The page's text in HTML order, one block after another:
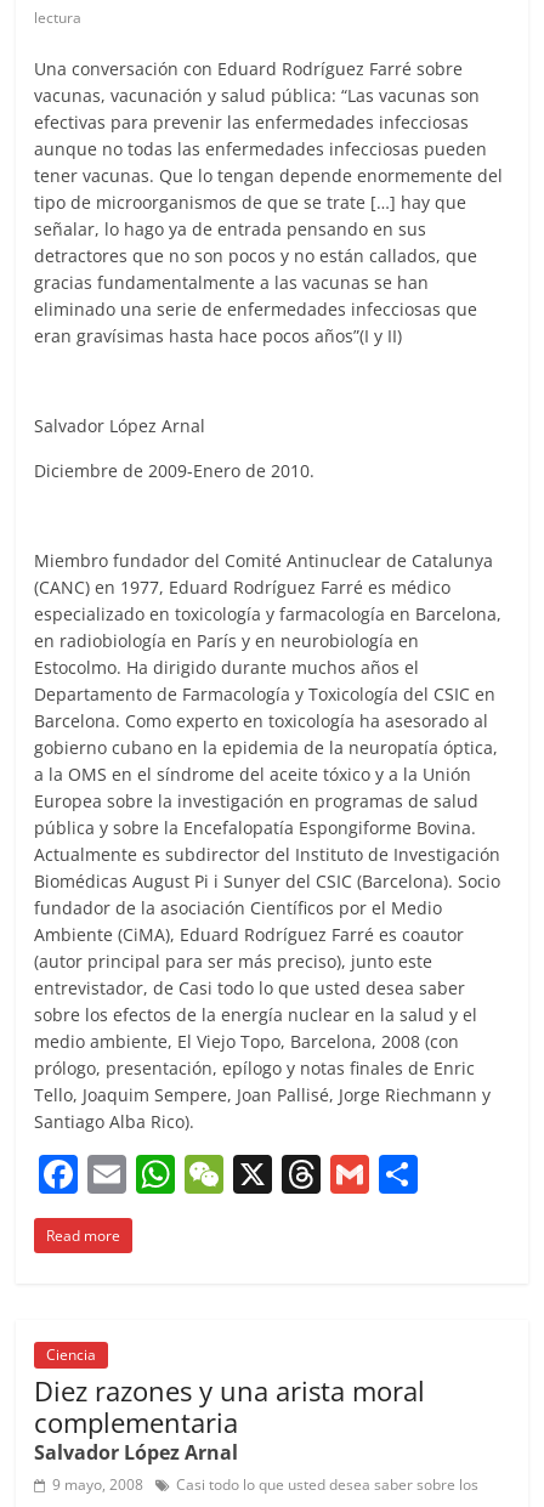
lectura
Una conversación con Eduard Rodríguez Farré sobre
vacunas, vacunación y salud pública: “Las vacunas son
efectivas para prevenir las enfermedades infecciosas
aunque no todas las enfermedades infecciosas pueden
tener vacunas. Que lo tengan depende enormemente del
tipo de microorganismos de que se trate […] hay que
señalar, lo hago ya de entrada pensando en sus
detractores que no son pocos y no están callados, que
gracias fundamentalmente a las vacunas se han
eliminado una serie de enfermedades infecciosas que
eran gravísimas hasta hace pocos años”(I y II)
Salvador López Arnal
Diciembre de 2009-Enero de 2010.
Miembro fundador del Comité Antinuclear de Catalunya
(CANC) en 1977, Eduard Rodríguez Farré es médico
especializado en toxicología y farmacología en Barcelona,
en radiobiología en París y en neurobiología en
Estocolmo. Ha dirigido durante muchos años el
Departamento de Farmacología y Toxicología del CSIC en
Barcelona. Como experto en toxicología ha asesorado al
gobierno cubano en la epidemia de la neuropatía óptica,
a la OMS en el síndrome del aceite tóxico y a la Unión
Europea sobre la investigación en programas de salud
pública y sobre la Encefalopatía Espongiforme Bovina.
Actualmente es subdirector del Instituto de Investigación
Biomédicas August Pi i Sunyer del CSIC (Barcelona). Socio
fundador de la asociación Científicos por el Medio
Ambiente (CiMA), Eduard Rodríguez Farré es coautor
(autor principal para ser más preciso), junto este
entrevistador, de Casi todo lo que usted desea saber
sobre los efectos de la energía nuclear en la salud y el
medio ambiente, El Viejo Topo, Barcelona, 2008 (con
prólogo, presentación, epílogo y notas finales de Enric
Tello, Joaquim Sempere, Joan Pallisé, Jorge Riechmann y
Santiago Alba Rico).
F
a
c
b
o
o
k
E
m
ai
W
h
p
W
e
X T
h
G
m
tir
Read more
Ciencia
Diez razones y una arista moral
complementaria
Salvador López Arnal
9 mayo, 2008
Casi todo lo que usted desea saber sobre los